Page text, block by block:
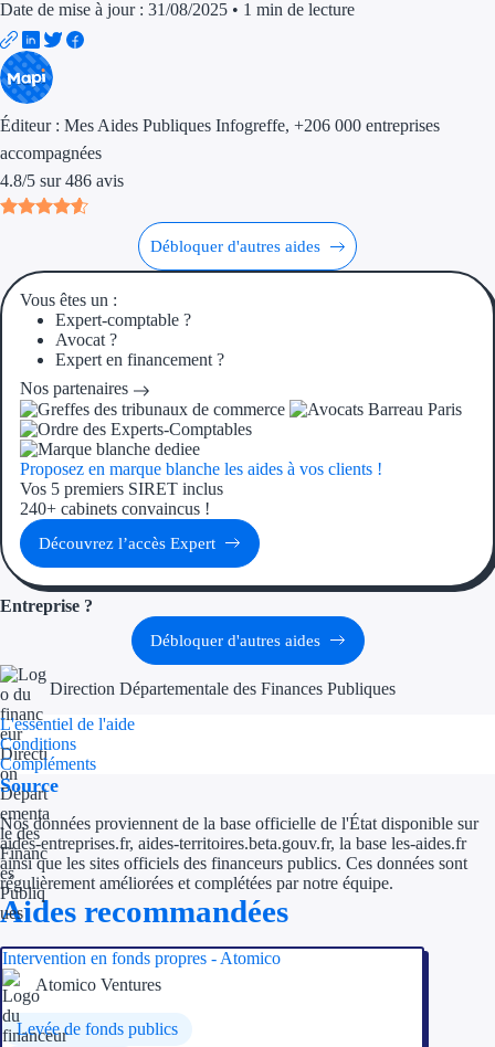
Aides Région
Couvertures
FAQ
Blog
Nos guides
Date de mise à jour : 31/08/2025 • 1 min de lecture
Éditeur : Mes Aides Publiques Infogreffe, +206 000 entreprises
accompagnées
4.8/5 sur 486 avis
Débloquer d'autres aides
Vous êtes un :
Expert-comptable ?
Avocat ?
Expert en financement ?
Nos partenaires
Proposez en marque blanche les aides à vos clients !
Vos 5 premiers SIRET inclus
240+ cabinets convaincus !
Découvrez l’accès Expert
Entreprise ?
Débloquer d'autres aides
Direction Départementale des Finances Publiques
L'essentiel de l'aide
Conditions
Compléments
Source
Nos données proviennent de la base officielle de l'État disponible sur
aides-entreprises.fr, aides-territoires.beta.gouv.fr, la base les-aides.fr
ainsi que les sites officiels des financeurs publics. Ces données sont
régulièrement améliorées et complétées par notre équipe.
Aides recommandées
Intervention en fonds propres - Atomico
Atomico Ventures
Levée de fonds publics